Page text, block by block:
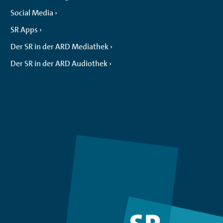
Social Media
SR Apps
Der SR in der ARD Mediathek
Der SR in der ARD Audiothek